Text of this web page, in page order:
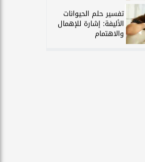
تفسير حلم الحيوانات
الأليفة: إشارة للإهمال
والاهتمام